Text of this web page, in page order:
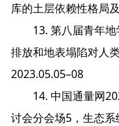
库的土层依赖性格局
13. 第八届青年
排放和地表塌陷对人
2023.05.05–08
14. 中国通量网
讨会分会场5，生态